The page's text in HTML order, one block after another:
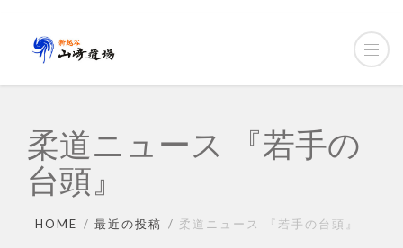
柔道ニュース 『若手の
台頭』
HOME 最近の投稿 柔道ニュース 『若手の台頭』